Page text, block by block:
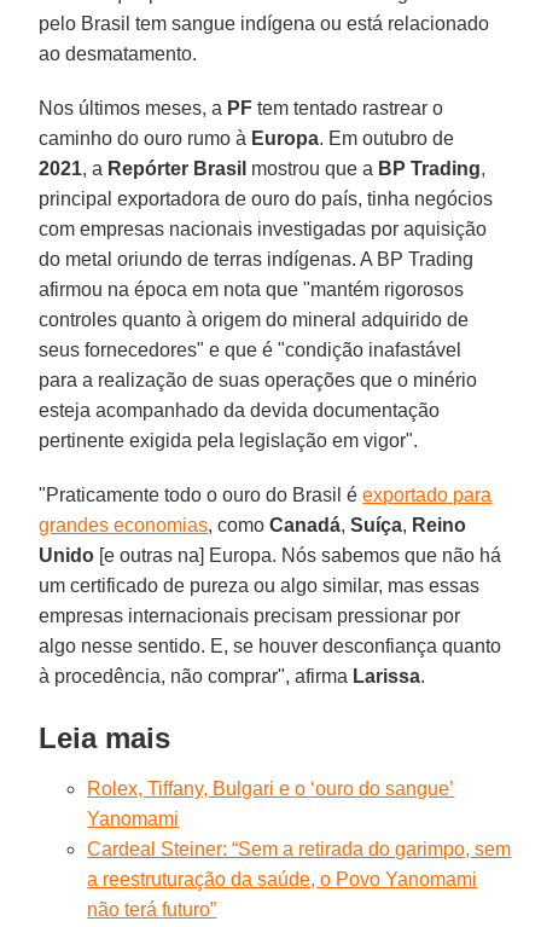
pelo Brasil tem sangue indígena ou está relacionado
ao desmatamento.
Nos últimos meses, a PF tem tentado rastrear o
caminho do ouro rumo à Europa. Em outubro de
2021, a Repórter Brasil mostrou que a BP Trading,
principal exportadora de ouro do país, tinha negócios
com empresas nacionais investigadas por aquisição
do metal oriundo de terras indígenas. A BP Trading
afirmou na época em nota que "mantém rigorosos
controles quanto à origem do mineral adquirido de
seus fornecedores" e que é "condição inafastável
para a realização de suas operações que o minério
esteja acompanhado da devida documentação
pertinente exigida pela legislação em vigor".
"Praticamente todo o ouro do Brasil éexportado para
grandes economias, comoCanadá,Suíça, Reino
Unido [e outras na] Europa. Nós sabemos que não há
um certificado de pureza ou algo similar, mas essas
empresas internacionais precisam pressionar por
algo nesse sentido. E, se houver desconfiança quanto
à procedência, não comprar", afirma Larissa.
Leia mais
Rolex, Tiffany, Bulgari e o ‘ouro do sangue’
Yanomami
Cardeal Steiner: “Sem a retirada do garimpo, sem
a reestruturação da saúde, o Povo Yanomami
não terá futuro”